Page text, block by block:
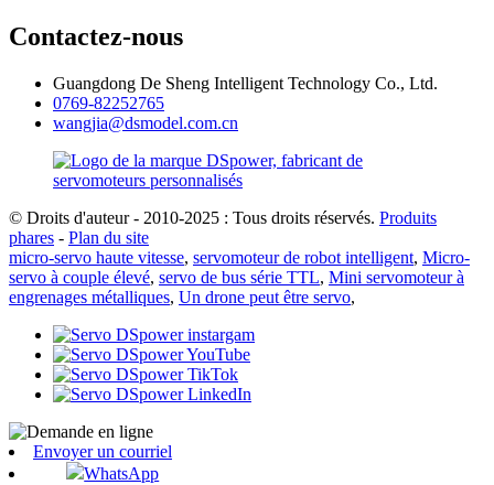
Contactez-nous
Guangdong De Sheng Intelligent Technology Co., Ltd.
0769-82252765
wangjia@dsmodel.com.cn
© Droits d'auteur - 2010-2025 : Tous droits réservés. Produits
phares - Plan du site
micro-servo haute vitesse, servomoteur de robot intelligent, Micro-
servo à couple élevé, servo de bus série TTL, Mini servomoteur à
engrenages métalliques, Un drone peut être servo,
Envoyer un courriel
WhatsApp